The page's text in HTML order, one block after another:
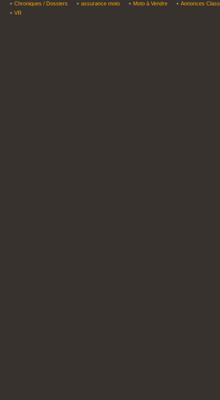
Chroniques / Dossiers assurance moto Moto à Vendre
Annonces
VR